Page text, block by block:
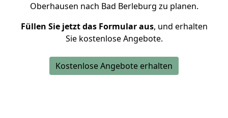
Oberhausen nach Bad Berleburg zu planen.
Füllen Sie jetzt das Formular aus, und erhalten
Sie kostenlose Angebote.
Kostenlose Angebote erhalten